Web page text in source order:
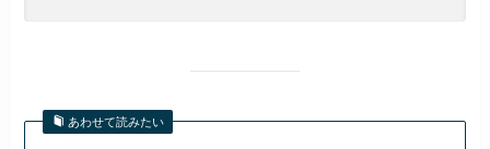
あわせて読みたい